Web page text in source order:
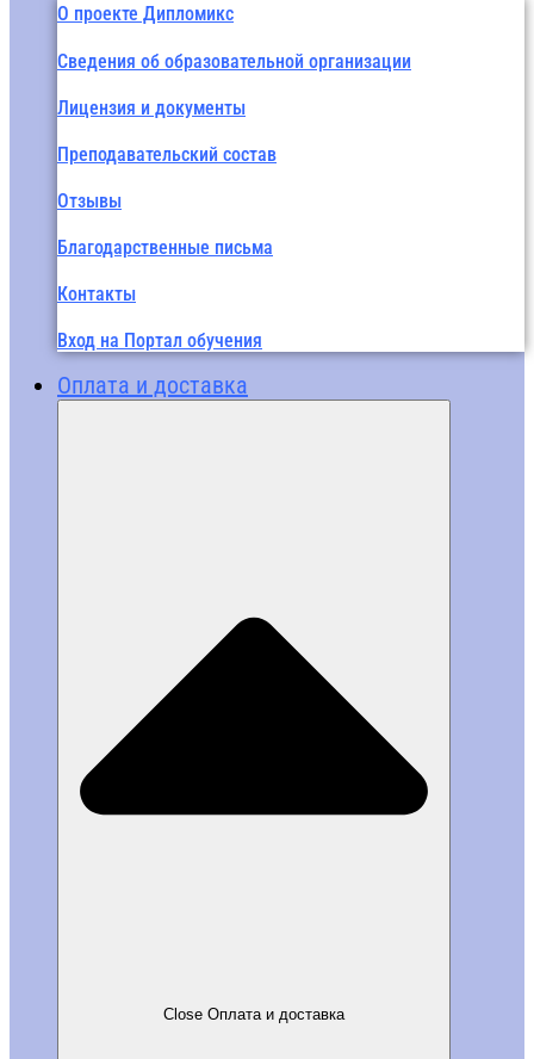
О проекте Дипломикс
Сведения об образовательной организации
Лицензия и документы
Преподавательский состав
Отзывы
Благодарственные письма
Контакты
Вход на Портал обучения
Оплата и доставка
Close Оплата и доставка